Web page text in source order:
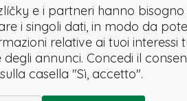
a Reklamace
formulář
e i partneri hanno
i singoli dati, in modo da
relative ai tuoi interessi
annunci. Concedi il
casella "Sì, accetto".